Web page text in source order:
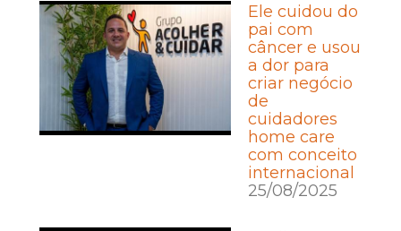
Ele cuidou do
pai com
câncer e usou
a dor para
criar negócio
de
cuidadores
home care
com conceito
internacional
25/08/2025